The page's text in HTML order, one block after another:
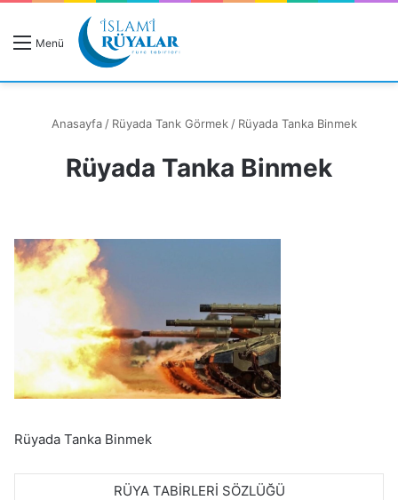
Menü
Anasayfa / Rüyada Tank Görmek / Rüyada Tanka Binmek
Rüyada Tanka Binmek
Rüyada Tanka Binmek
RÜYA TABİRLERİ SÖZLÜĞÜ